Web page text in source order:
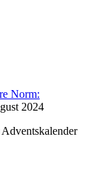
Norm:
2024